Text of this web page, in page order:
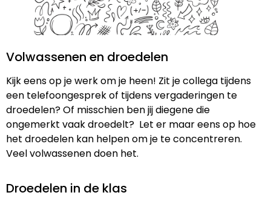
Volwassenen en droedelen
Kijk eens op je werk om je heen! Zit je collega tijdens
een telefoongesprek of tijdens vergaderingen te
droedelen? Of misschien ben jij diegene die
ongemerkt vaak droedelt? Let er maar eens op hoe
het droedelen kan helpen om je te concentreren.
Veel volwassenen doen het.
Droedelen in de klas